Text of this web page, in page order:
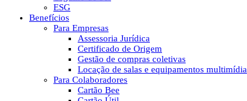
ESG
Benefícios
Para Empresas
Assessoria Jurídica
Certificado de Origem
Gestão de compras coletivas
Locação de salas e equipamentos multimídia
Para Colaboradores
Cartão Bee